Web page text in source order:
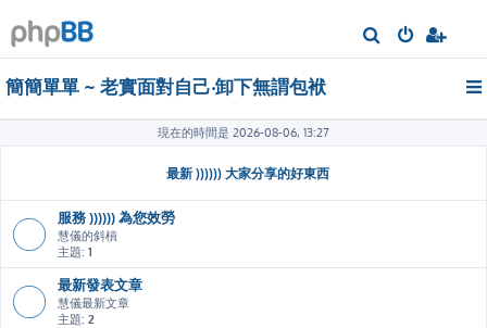
尋
簡簡單單 ~ 老實面對自己‧卸下無謂包袱
現在的時間是 2026-08-06, 13:27
最新 )))))) 大家分享的好東西
服務 )))))) 為您效勞
慧儀的斜槓
主題: 1
最新發表文章
慧儀最新文章
主題: 2